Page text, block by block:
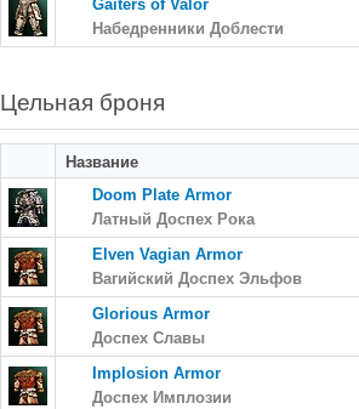
Gaiters of Valor
Набедренники Доблести
Цельная броня
Название
Doom Plate Armor
Латный Доспех Рока
Elven Vagian Armor
Вагийский Доспех Эльфов
Glorious Armor
Доспех Славы
Implosion Armor
Доспех Имплозии